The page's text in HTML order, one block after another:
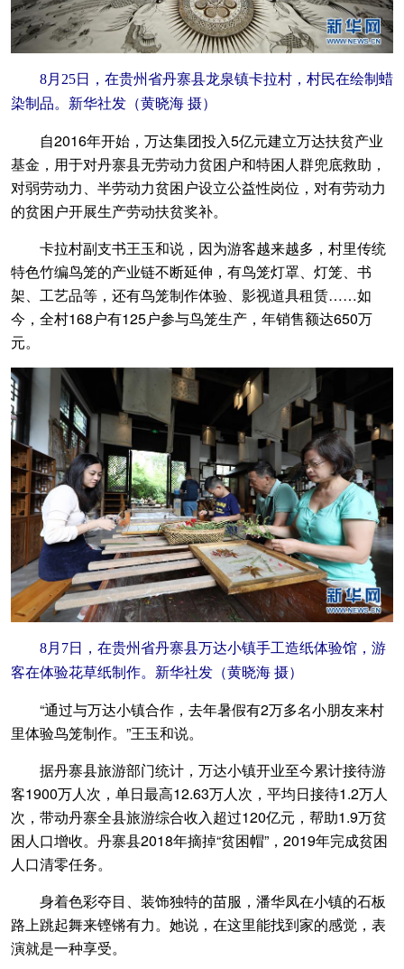
8月25日，在贵州省丹寨县龙泉镇卡拉村，村民在绘制蜡
染制品。新华社发（黄晓海 摄）
自2016年开始，万达集团投入5亿元建立万达扶贫产业
基金，用于对丹寨县无劳动力贫困户和特困人群兜底救助，
对弱劳动力、半劳动力贫困户设立公益性岗位，对有劳动力
的贫困户开展生产劳动扶贫奖补。
卡拉村副支书王玉和说，因为游客越来越多，村里传统
特色竹编鸟笼的产业链不断延伸，有鸟笼灯罩、灯笼、书
架、工艺品等，还有鸟笼制作体验、影视道具租赁……如
今，全村168户有125户参与鸟笼生产，年销售额达650万
元。
8月7日，在贵州省丹寨县万达小镇手工造纸体验馆，游
客在体验花草纸制作。新华社发（黄晓海 摄）
“通过与万达小镇合作，去年暑假有2万多名小朋友来村
里体验鸟笼制作。”王玉和说。
据丹寨县旅游部门统计，万达小镇开业至今累计接待游
客1900万人次，单日最高12.63万人次，平均日接待1.2万人
次，带动丹寨全县旅游综合收入超过120亿元，帮助1.9万贫
困人口增收。丹寨县2018年摘掉“贫困帽”，2019年完成贫困
人口清零任务。
身着色彩夺目、装饰独特的苗服，潘华凤在小镇的石板
路上跳起舞来铿锵有力。她说，在这里能找到家的感觉，表
演就是一种享受。